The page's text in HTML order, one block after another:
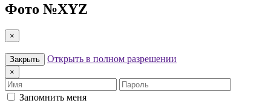
Фото №XYZ
×
Закрыть Открыть в полном разрешении
×
Имя
Пароль
Запомнить меня